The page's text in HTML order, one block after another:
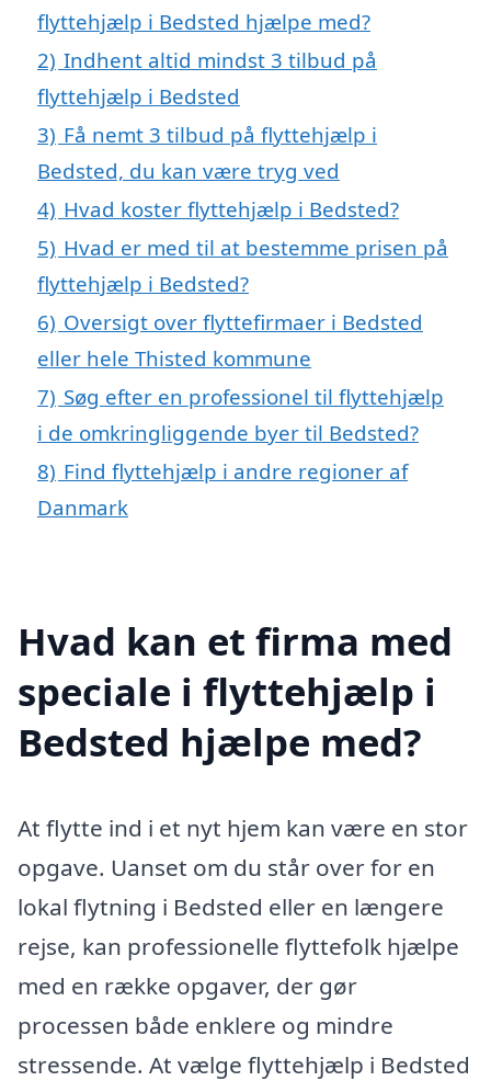
flyttehjælp i Bedsted hjælpe med?
2) Indhent altid mindst 3 tilbud på
flyttehjælp i Bedsted
3) Få nemt 3 tilbud på flyttehjælp i
Bedsted, du kan være tryg ved
4) Hvad koster flyttehjælp i Bedsted?
5) Hvad er med til at bestemme prisen på
flyttehjælp i Bedsted?
6) Oversigt over flyttefirmaer i Bedsted
eller hele Thisted kommune
7) Søg efter en professionel til flyttehjælp
i de omkringliggende byer til Bedsted?
8) Find flyttehjælp i andre regioner af
Danmark
Hvad kan et firma med
speciale i flyttehjælp i
Bedsted hjælpe med?
At flytte ind i et nyt hjem kan være en stor
opgave. Uanset om du står over for en
lokal flytning i Bedsted eller en længere
rejse, kan professionelle flyttefolk hjælpe
med en række opgaver, der gør
processen både enklere og mindre
stressende. At vælge flyttehjælp i Bedsted